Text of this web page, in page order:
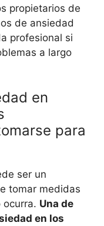
propietarios de
de ansiedad
profesional si
a largo
en
para
ser un
tomar medidas
ocurra. Una de
en los